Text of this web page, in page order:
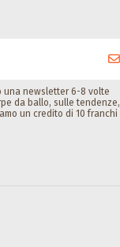
una newsletter 6-8 volte
da ballo, sulle tendenze,
un credito di 10 franchi